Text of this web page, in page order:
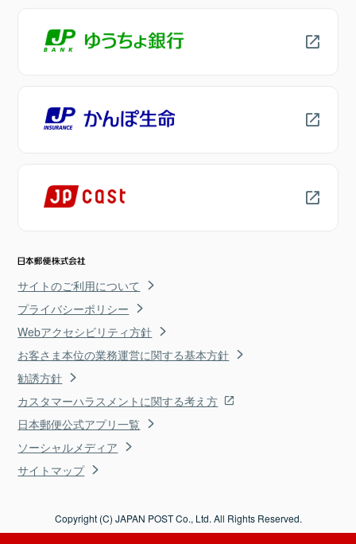
サイトのご利用について
プライバシーポリシー
Webアクセシビリティ方針
お客さま本位の業務運営に関する基本方針
勧誘方針
カスタマーハラスメントに関する考え方
日本郵便公式アプリ一覧
ソーシャルメディア
サイトマップ
Copyright (C) JAPAN POST Co., Ltd. All Rights Reserved.